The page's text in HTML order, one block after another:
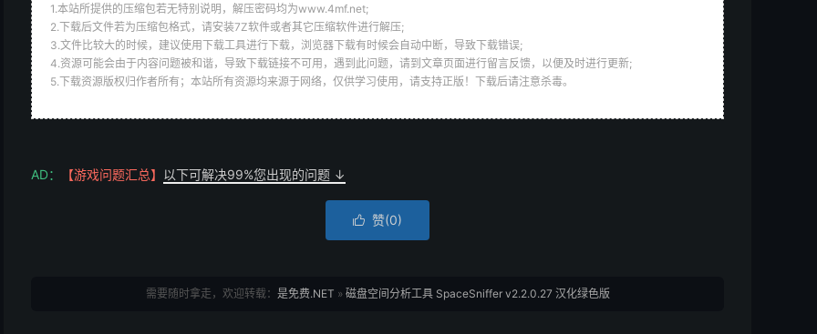
1.本站所提供的压缩包若无特别说明，解压密码均为www.4mf.net;
2.下载后文件若为压缩包格式，请安装7Z软件或者其它压缩软件进行解压;
3.文件比较大的时候，建议使用下载工具进行下载，浏览器下载有时候会自动中断，导致下载错误;
4.资源可能会由于内容问题被和谐，导致下载链接不可用，遇到此问题，请到文章页面进行留言反馈，以便及时进行更新;
5.下载资源版权归作者所有；本站所有资源均来源于网络，仅供学习使用，请支持正版！下载后请注意杀毒。
AD： 【游戏问题汇总】 以下可解决99%您出现的问题 ↓
 赞(0)
需要随时拿走，欢迎转载： 是免费.NET » 磁盘空间分析工具 SpaceSniffer v2.2.0.27 汉化绿色版